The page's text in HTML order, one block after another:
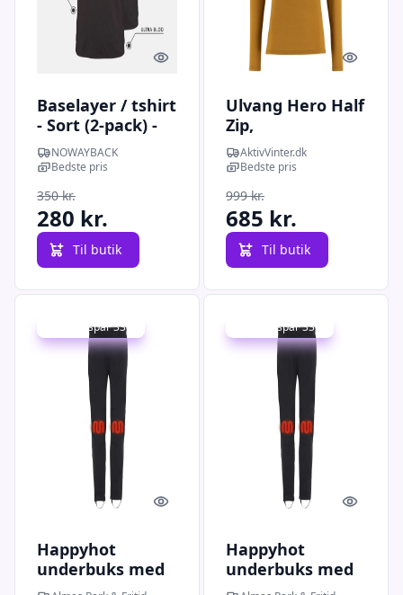
Quick look
Baselayer / tshirt
- Sort (2-pack) -
Medium
NOWAYBACK
Bedste pris
350 kr.
280 kr.
Til butik
Quick
Ulvang Hero Half
Zip,
skiundertrøje,
herre, cathay
AktivVinter.dk
Bedste pris
999 kr.
685 kr.
Til butik
Udsalg - spar 33 %
Quick look
Happyhot
underbuks med
elvarme - 2XL
Udsalg - spar 33 %
Quick
Happyhot
underbuks med
elvarme - L